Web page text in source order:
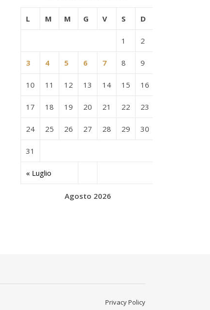
Agosto 2026
L M M G V S D
« Luglio
1 2
3 4 5 6 7 8 9
10 11 12 13 14 15 16
17 18 19 20 21 22 23
24 25 26 27 28 29 30
31
Privacy Policy